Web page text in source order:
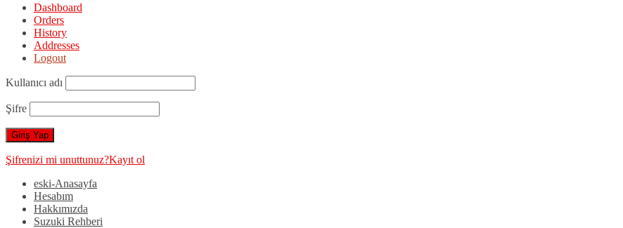
Dashboard
Orders
History
Addresses
Logout
Kullanıcı adı
Şifre
Şifrenizi mi unuttunuz?Kayıt ol
eski-Anasayfa
Hesabım
Hakkımızda
Suzuki Rehberi